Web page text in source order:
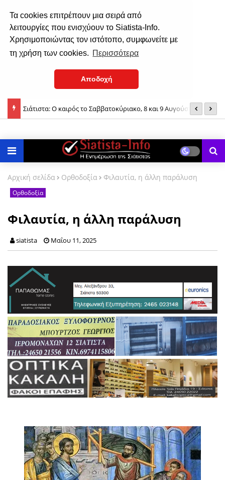
Τα cookies επιτρέπουν μια σειρά από
λειτουργίες που ενισχύουν το Siatista-Info.
Χρησιμοποιώντας τον ιστότοπο, συμφωνείτε με
τη χρήση των cookies. Περισσότερα
Αποδοχή
Σιάτιστα: O καιρός το Σαββατοκύριακο, 8 και 9 Αυγούστου 2026
Αρχική σελίδα Ορθοδοξία Φιλαυτία, η άλλη παράλυση
Ορθοδοξία
Φιλαυτία, η άλλη παράλυση
siatista Μαΐου 11, 2025